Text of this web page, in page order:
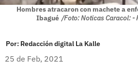
Hombres atracaron con machete a
Ibagué /Foto: Noticas Caracol: -
Por: Redacción digital La Kalle
25 de Feb, 2021